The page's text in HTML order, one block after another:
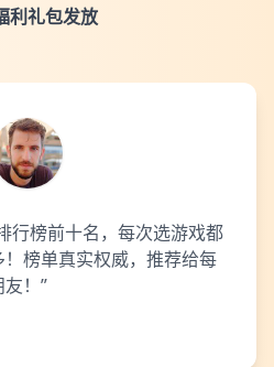
利礼包发放
行榜前十名，每次选游戏都
榜单真实权威，推荐给每
！”